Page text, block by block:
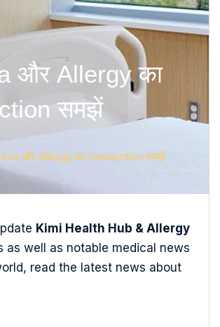
और Allergy का
समझें
और Allergy का Connection समझें
Kimi Health Hub & Allergy
as well as notable medical news
read the latest news about